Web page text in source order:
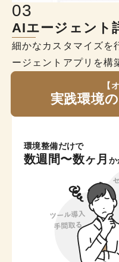
03
AIエージェント
細かなカスタマイズを
ージェントアプリを構
【
実践環境
環境整備だけで
数週間〜数ヶ月 か